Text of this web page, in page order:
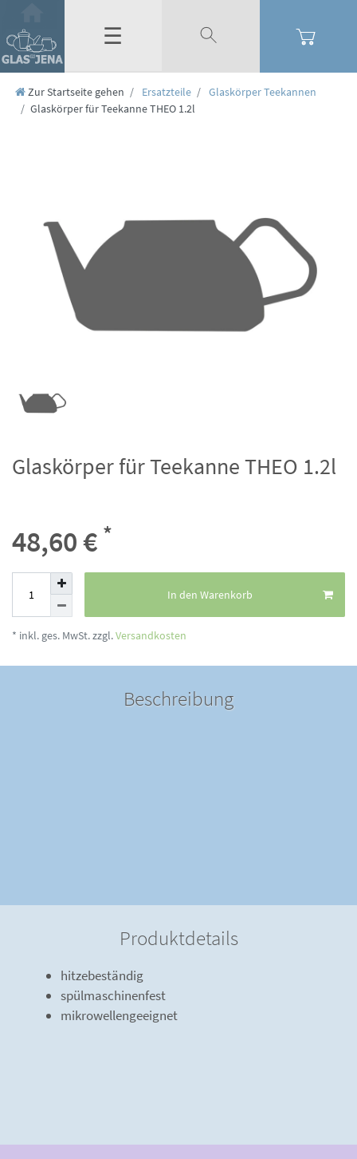
☰
Zur Startseite gehen Ersatzteile
Glaskörper Teekannen
Glaskörper für Teekanne THEO 1.2l
Glaskörper für Teekanne THEO 1.2l
48,60 € *
In den Warenkorb
* inkl. ges. MwSt. zzgl.Versandkosten
Beschreibung
Produktdetails
hitzebeständig
spülmaschinenfest
mikrowellengeeignet